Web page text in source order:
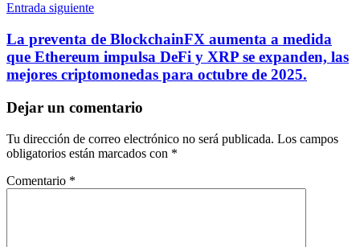
Entrada siguiente
La preventa de BlockchainFX aumenta a medida
que Ethereum impulsa DeFi y XRP se expanden, las
mejores criptomonedas para octubre de 2025.
Dejar un comentario
Tu dirección de correo electrónico no será publicada. Los campos
obligatorios están marcados con *
Comentario *